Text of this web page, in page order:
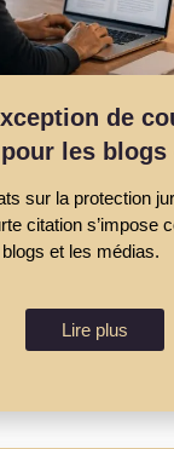
de
les blogs
sur la protection
citation s’impose
et les médias.
Lire plus